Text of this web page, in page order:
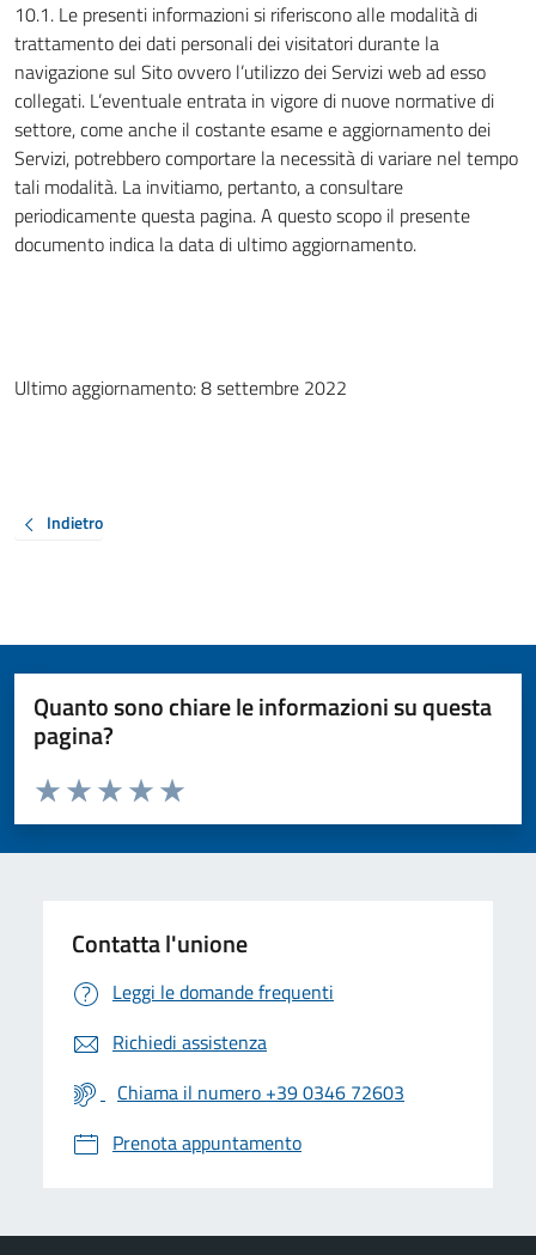
10.1. Le presenti informazioni si riferiscono alle modalità di
trattamento dei dati personali dei visitatori durante la
navigazione sul Sito ovvero l’utilizzo dei Servizi web ad esso
collegati. L’eventuale entrata in vigore di nuove normative di
settore, come anche il costante esame e aggiornamento dei
Servizi, potrebbero comportare la necessità di variare nel tempo
tali modalità. La invitiamo, pertanto, a consultare
periodicamente questa pagina. A questo scopo il presente
documento indica la data di ultimo aggiornamento.
Ultimo aggiornamento: 8 settembre 2022
Indietro
Quanto sono chiare le informazioni su questa
pagina?
Valuta da 1 a 5 stelle la pagina
Valuta 5 stelle su 5
Valuta 4 stelle su 5
Valuta 3 stelle su 5
Valuta 2 stelle su 5
Valuta 1 stelle su 5
Contatta l'unione
Leggi le domande frequenti
Richiedi assistenza
Chiama il numero +39 0346 72603
Prenota appuntamento